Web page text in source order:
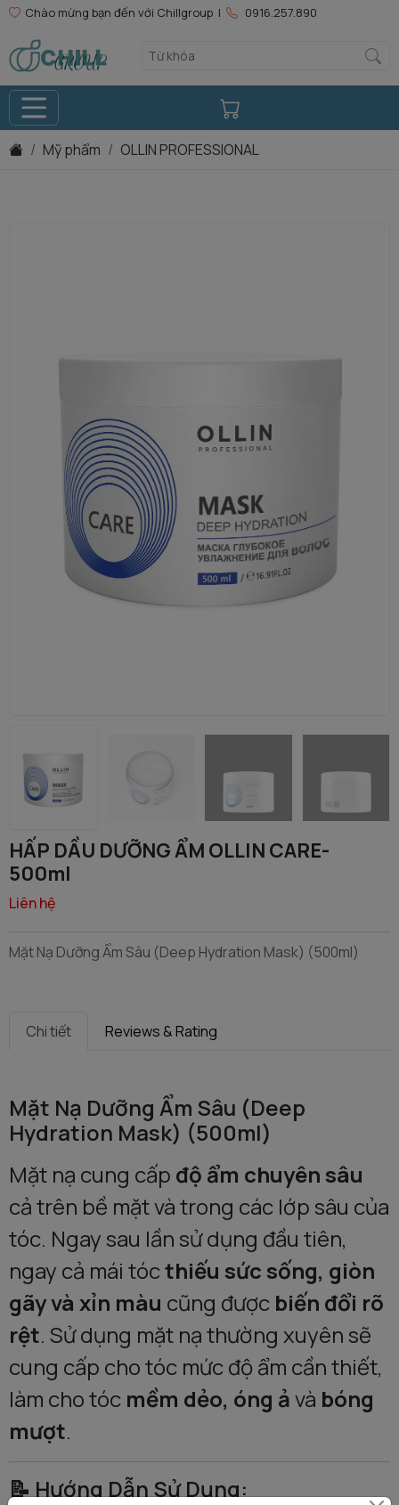
Chào mừng bạn đến với Chillgroup | 0916.257.890
Mỹ phẩm OLLIN PROFESSIONAL
HẤP DẦU DƯỠNG ẨM OLLIN CARE-
500ml
Liên hệ
Mặt Nạ Dưỡng Ẩm Sâu (Deep Hydration Mask) (500ml)
Chi tiết Reviews & Rating
Mặt Nạ Dưỡng Ẩm Sâu (Deep
Hydration Mask) (500ml)
Mặt nạ cung cấp độ ẩm chuyên sâu
cả trên bề mặt và trong các lớp sâu của
tóc. Ngay sau lần sử dụng đầu tiên,
ngay cả mái tócthiếu sức sống, giòn
gãy và xỉn màu cũng được biến đổi rõ
rệt. Sử dụng mặt nạ thường xuyên sẽ
cung cấp cho tóc mức độ ẩm cần thiết,
làm cho tóc mềm dẻo, óng ảvà bóng
mượt.
📝 Hướng Dẫn Sử Dụng: